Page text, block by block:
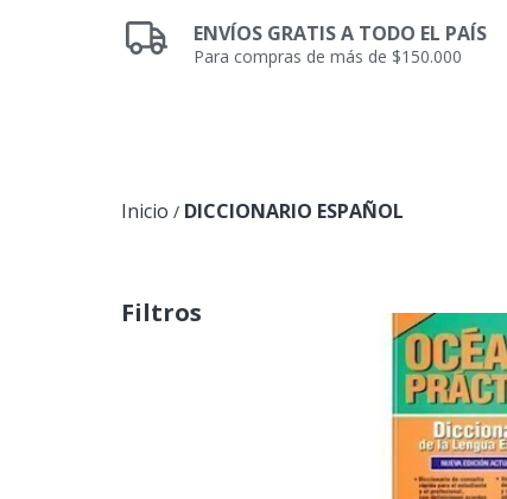
ENVÍOS GRATIS A TODO EL PAÍS
Para compras de más de $150.000
Inicio / DICCIONARIO ESPAÑOL
Filtros